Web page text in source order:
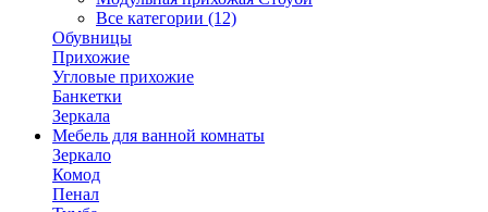
Все категории (12)
Обувницы
Прихожие
Угловые прихожие
Банкетки
Зеркала
Мебель для ванной комнаты
Зеркало
Комод
Пенал